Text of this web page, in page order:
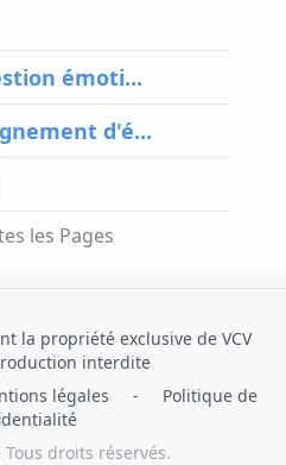
émoti...
d'é...
les Pages
la propriété exclusive de VCV
interdite
légales -
Politique de
droits réservés.